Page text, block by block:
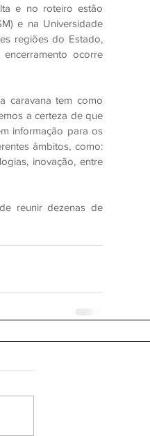
e no roteiro estão
e na Universidade
regiões do Estado,
ocorre
caravana tem como
a certeza de que
informação para os
âmbitos, como:
inovação, entre
reunir dezenas de